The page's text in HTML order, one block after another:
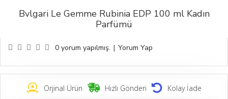
Bvlgari Le Gemme Rubinia EDP 100 ml Kadın
Parfümü
Orjinal Ürün Hızlı Gönderi Kolay İade
0 yorum yapılmış. | Yorum Yap